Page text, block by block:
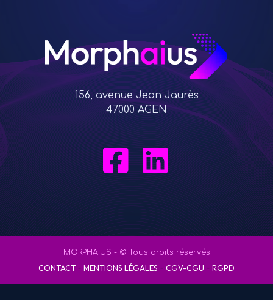
156, avenue Jean Jaurès
47000 AGEN
MORPHAIUS - © Tous droits réservés
CONTACT - MENTIONS LÉGALES - CGV-CGU - RGPD